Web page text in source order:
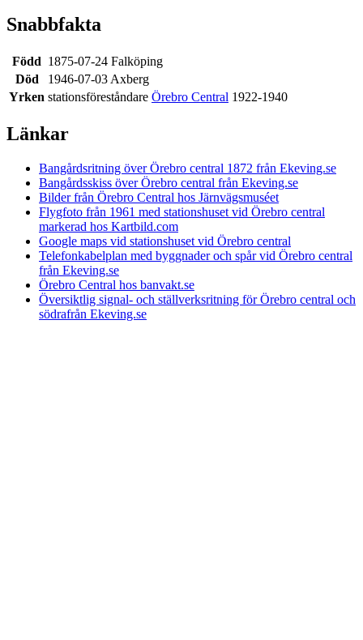
Snabbfakta
Född 1875-07-24 Falköping
Död
1946-07-03 Axberg
Yrken stationsföreståndare Örebro Central 1922-1940
Länkar
Bangårdsritning över Örebro central 1872 från Ekeving.se
Bangårdsskiss över Örebro central från Ekeving.se
Bilder från Örebro Central hos Järnvägsmuséet
Flygfoto från 1961 med stationshuset vid Örebro central
markerad hos Kartbild.com
Google maps vid stationshuset vid Örebro central
Telefonkabelplan med byggnader och spår vid Örebro central
från Ekeving.se
Örebro Central hos banvakt.se
Översiktlig signal- och ställverksritning för Örebro central och
södrafrån Ekeving.se